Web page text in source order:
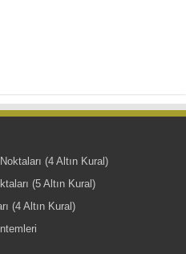
(4 Altın Kural)
(5 Altın Kural)
(4 Altın Kural)